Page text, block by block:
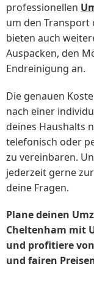
professionellen
um den Transport
bieten auch
Auspacken, den
Endreinigung an.
Die genauen
nach einer
deines Haushalts
telefonisch oder
zu vereinbaren.
jederzeit gerne
deine Fragen.
Plane deinen
Cheltenham mit
und profitiere
und fairen